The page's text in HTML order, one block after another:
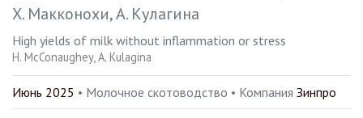
Х. Макконохи А. Кулагина
High yields of milk without inflammation or stress
H. McConaughey A. Kulagina
Июнь 2025 • Молочное скотоводство • Компания Зинпро